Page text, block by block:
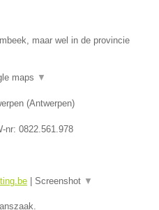
maar wel in de provincie
maps ▼
(Antwerpen)
nr: 0822.561.978
| Screenshot ▼